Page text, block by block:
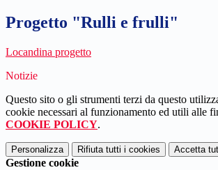
Progetto "Rulli e frulli"
Locandina progetto
Notizie
Questo sito o gli strumenti terzi da questo
cookie necessari al funzionamento ed utili alle
COOKIE POLICY.
Personalizza Rifiuta tutti i cookies Accetta
Gestione cookie